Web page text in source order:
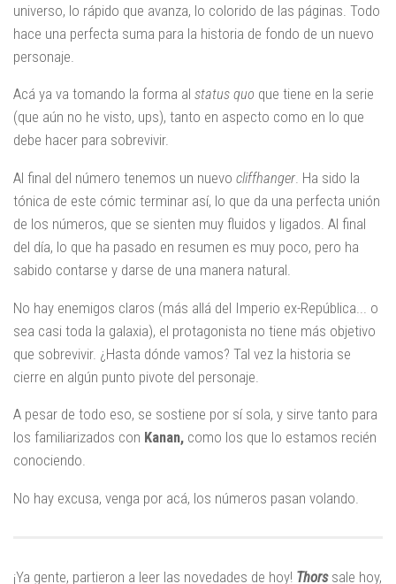
universo, lo rápido que avanza, lo colorido de las páginas. Todo
hace una perfecta suma para la historia de fondo de un nuevo
personaje.
Acá ya va tomando la forma al status quo que tiene en la serie
(que aún no he visto, ups), tanto en aspecto como en lo que
debe hacer para sobrevivir.
Al final del número tenemos un nuevo cliffhanger. Ha sido la
tónica de este cómic terminar así, lo que da una perfecta unión
de los números, que se sienten muy fluidos y ligados. Al final
del día, lo que ha pasado en resumen es muy poco, pero ha
sabido contarse y darse de una manera natural.
No hay enemigos claros (más allá del Imperio ex-República... o
sea casi toda la galaxia), el protagonista no tiene más objetivo
que sobrevivir. ¿Hasta dónde vamos? Tal vez la historia se
cierre en algún punto pivote del personaje.
A pesar de todo eso, se sostiene por sí sola, y sirve tanto para
los familiarizados con Kanan, como los que lo estamos recién
conociendo.
No hay excusa, venga por acá, los números pasan volando.
¡Ya gente, partieron a leer las novedades de hoy! Thorssale hoy,